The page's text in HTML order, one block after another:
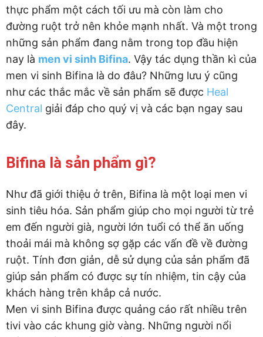
thực phẩm một cách tối ưu mà còn làm cho
đường ruột trở nên khỏe mạnh nhất. Và một trong
những sản phẩm đang nằm trong top đầu hiện
nay là men vi sinh Bifina. Vậy tác dụng thần kì của
men vi sinh Bifina là do đâu? Những lưu ý cũng
như các thắc mắc về sản phẩm sẽ được Heal
Central giải đáp cho quý vị và các bạn ngay sau
đây.
Bifina là sản phẩm gì?
Như đã giới thiệu ở trên, Bifina là một loại men vi
sinh tiêu hóa. Sản phẩm giúp cho mọi người từ trẻ
em đến người già, người lớn tuổi có thể ăn uống
thoải mái mà không sợ gặp các vấn đề về đường
ruột. Tính đơn giản, dễ sử dụng của sản phẩm đã
giúp sản phẩm có được sự tín nhiệm, tin cậy của
khách hàng trên khắp cả nước.
Men vi sinh Bifina được quảng cáo rất nhiều trên
tivi vào các khung giờ vàng. Những người nổi